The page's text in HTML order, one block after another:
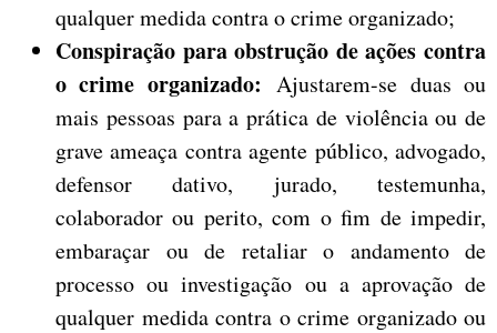
qualquer medida contra o crime organizado;
Conspiração para obstrução de ações contra
o crime organizado: Ajustarem-se duas ou
mais pessoas para a prática de violência ou de
grave ameaça contra agente público, advogado,
defensor dativo, jurado, testemunha,
colaborador ou perito, com o fim de impedir,
embaraçar ou de retaliar o andamento de
processo ou investigação ou a aprovação de
qualquer medida contra o crime organizado ou